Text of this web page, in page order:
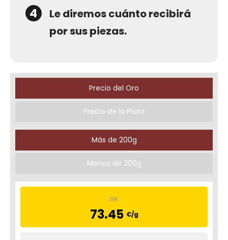
4
Le diremos cuánto recibirá
por sus piezas.
Precio del Oro
Precio de la Plata
Más de 200g
Menos de 200g
18K
73.45 €/g